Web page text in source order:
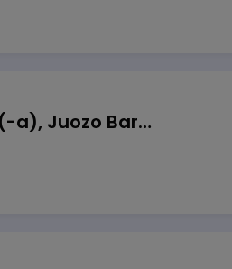
Kasininkas (-ė) - pardavėjas (-a), Juozo Bartašiaus g. 1, Utena